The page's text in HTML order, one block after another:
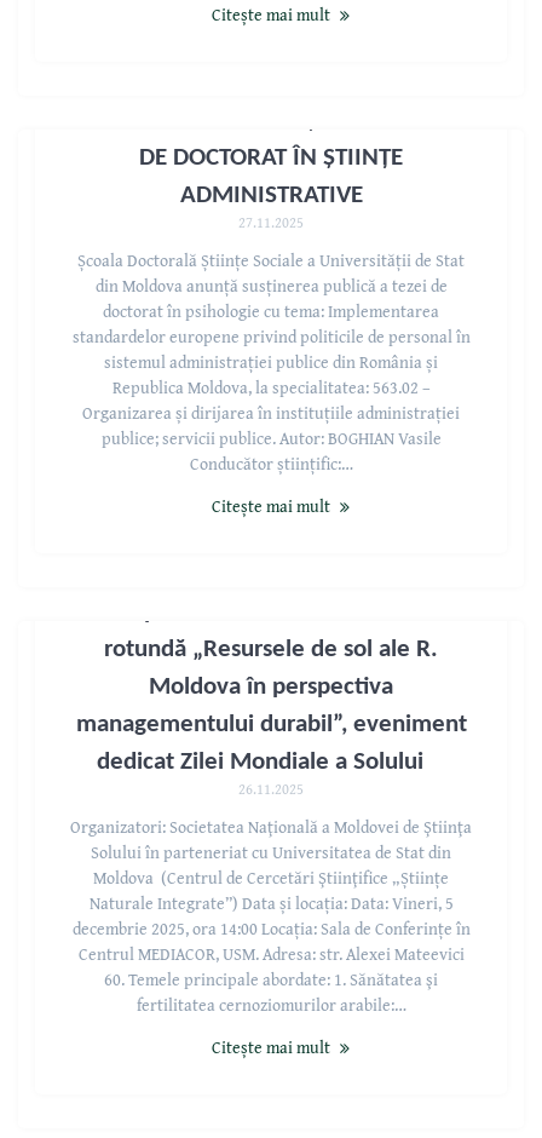
Citește mai mult
DE DOCTORAT ÎN ȘTIINȚE
ADMINISTRATIVE
27.11.2025
Școala Doctorală Științe Sociale a Universității de Stat
din Moldova anunță susținerea publică a tezei de
doctorat în psihologie cu tema: Implementarea
standardelor europene privind politicile de personal în
sistemul administrației publice din România și
Republica Moldova, la specialitatea: 563.02 –
Organizarea și dirijarea în instituțiile administrației
publice; servicii publice. Autor: BOGHIAN Vasile
Conducător științific:…
Citește mai mult
rotundă „Resursele de sol ale R.
Moldova în perspectiva
managementului durabil”, eveniment
dedicat Zilei Mondiale a Solului
26.11.2025
Organizatori: Societatea Naţională a Moldovei de Ştiinţa
Solului în parteneriat cu Universitatea de Stat din
Moldova (Centrul de Cercetări Ştiinţifice „Științe
Naturale Integrate”) Data și locația: Data: Vineri, 5
decembrie 2025, ora 14:00 Locația: Sala de Conferințe în
Centrul MEDIACOR, USM. Adresa: str. Alexei Mateevici
60. Temele principale abordate: 1. Sănătatea şi
fertilitatea cernoziomurilor arabile:…
Citește mai mult